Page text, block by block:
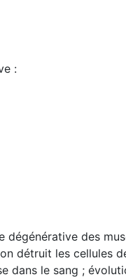
:
dégénérative des
détruit les cellules
dans le sang ;